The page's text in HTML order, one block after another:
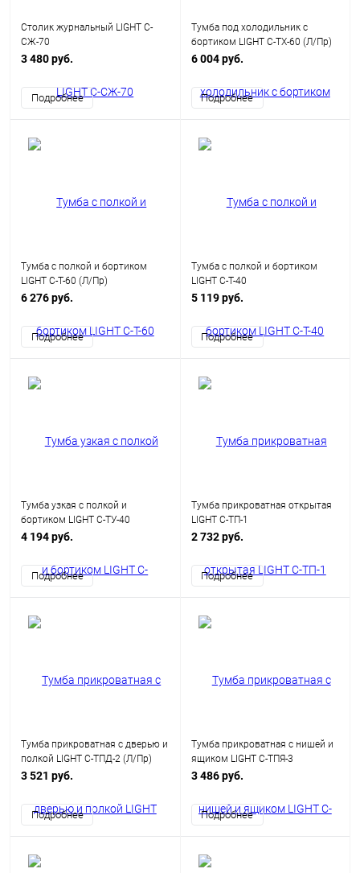
Столик журнальный LIGHT С-
СЖ-70
3 480 руб.
Подробнее
Тумба под холодильник с
бортиком LIGHT С-ТХ-60 (Л/Пр)
6 004 руб.
Подробнее
Тумба с полкой и бортиком
LIGHT С-Т-60 (Л/Пр)
6 276 руб.
Подробнее
Тумба с полкой и бортиком
LIGHT С-Т-40
5 119 руб.
Подробнее
Тумба узкая с полкой и
бортиком LIGHT С-ТУ-40
4 194 руб.
Подробнее
Тумба прикроватная открытая
LIGHT С-ТП-1
2 732 руб.
Подробнее
Тумба прикроватная с дверью и
полкой LIGHT С-ТПД-2 (Л/Пр)
3 521 руб.
Подробнее
Тумба прикроватная с нишей и
ящиком LIGHT С-ТПЯ-3
3 486 руб.
Подробнее